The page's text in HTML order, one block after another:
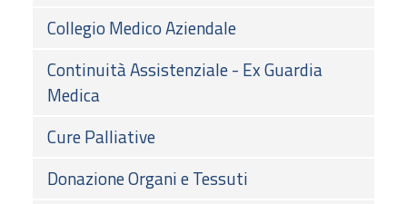
Collegio Medico Aziendale
Continuità Assistenziale - Ex Guardia
Medica
Cure Palliative
Donazione Organi e Tessuti